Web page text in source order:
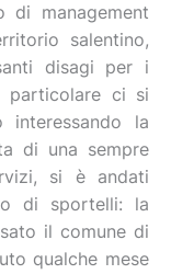
di management
salentino,
disagi per i
particolare ci si
la
di una sempre
si è andati
di sportelli: la
il comune di
qualche mese